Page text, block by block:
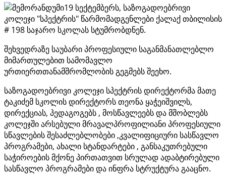
19 სექტემბერს, საზოგადოებრივი
კოლეჯი "სპექტრის" წარმომადგენლები ქალაქ თბილისის
# 198 საჯარო სკოლას სტუმრობდნენ.
შეხვედრაზე საუბარი პროფესიული საგანმანათლებლო
მიმართულებით სამომავლო
ურთიერთთანამშრომლობის გეგმებს შეეხო.
საზოგადოებრივი კოლეჯი სპექტრის დირექტორმა მათე
ტაკიძემ სკოლის დირექტორს თეონა ყაჭეიშვილს,
დირექციას, პედაგოგებს , მოსწავლეებს და მშობლებს
კოლეჯში არსებული მრავალპროფილიანი პროფესიული
სწავლების შესაძლებლობები ,კვალიფიციური სასწავლო
პროგრამები, ახალი სტანდარტები , განსაკუთრებული
საჭიროების მქონე პირთათვით სრულად ადაბტირებული
სასწავლო პროგრამები და ინფრა სტრუქტურა გააცნო.